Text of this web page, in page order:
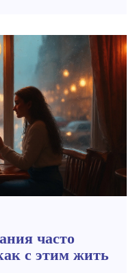
часто
с этим жить